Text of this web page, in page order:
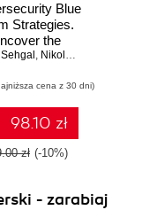
Blue
Strategies.
the
of blue
threats in
organization
, Nikolaos Thymianis
cena z 30 dni)
98.10 zł
zł (-10%)
- zarabiaj